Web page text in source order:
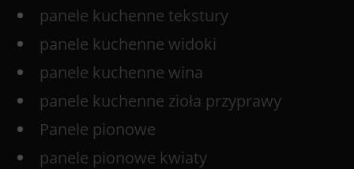
panele kuchenne tekstury
panele kuchenne widoki
panele kuchenne wina
panele kuchenne zioła przyprawy
Panele pionowe
panele pionowe kwiaty